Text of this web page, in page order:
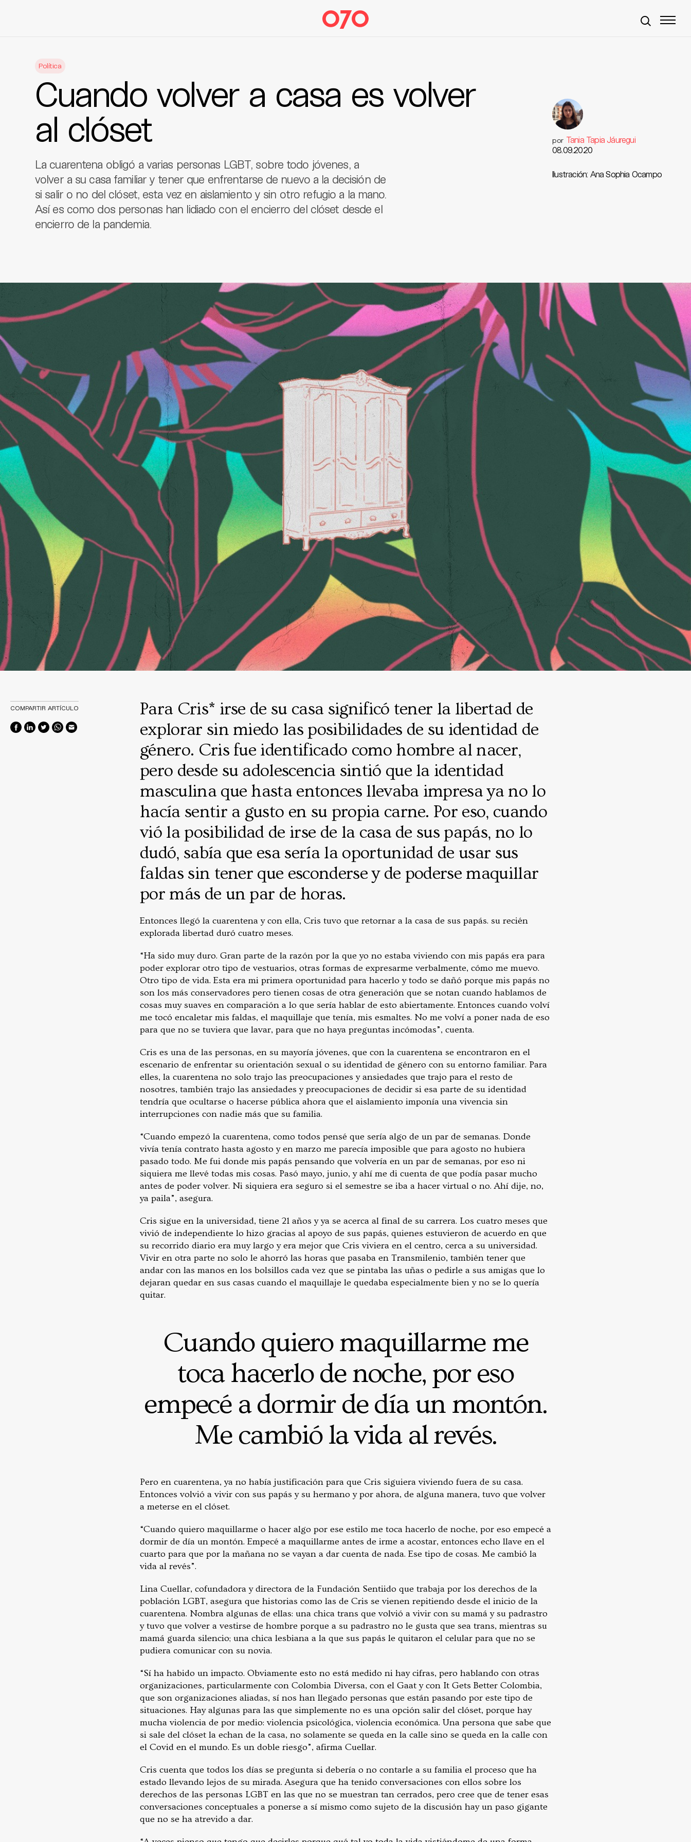
Política
Cuando volver a casa es volver
al clóset
La cuarentena obligó a varias personas LGBT, sobre todo jóvenes, a
volver a su casa familiar y tener que enfrentarse de nuevo a la decisión de
si salir o no del clóset, esta vez en aislamiento y sin otro refugio a la mano.
Así es como dos personas han lidiado con el encierro del clóset desde el
encierro de la pandemia.
por Tania Tapia Jáuregui
08.09.2020
Ilustración: Ana Sophia Ocampo
Para Cris* irse de su casa significó tener la libertad de
explorar sin miedo las posibilidades de su identidad de
género. Cris fue identificado como hombre al nacer,
pero desde su adolescencia sintió que la identidad
masculina que hasta entonces llevaba impresa ya no lo
hacía sentir a gusto en su propia carne. Por eso, cuando
vió la posibilidad de irse de la casa de sus papás, no lo
dudó, sabía que esa sería la oportunidad de usar sus
faldas sin tener que esconderse y de poderse maquillar
por más de un par de horas.
Entonces llegó la cuarentena y con ella, Cris tuvo que retornar a la casa de sus papás. su recién
explorada libertad duró cuatro meses.
“Ha sido muy duro. Gran parte de la razón por la que yo no estaba viviendo con mis papás era para
poder explorar otro tipo de vestuarios, otras formas de expresarme verbalmente, cómo me muevo.
Otro tipo de vida. Esta era mi primera oportunidad para hacerlo y todo se dañó porque mis papás no
son los más conservadores pero tienen cosas de otra generación que se notan cuando hablamos de
cosas muy suaves en comparación a lo que sería hablar de esto abiertamente. Entonces cuando volví
me tocó encaletar mis faldas, el maquillaje que tenía, mis esmaltes. No me volví a poner nada de eso
para que no se tuviera que lavar, para que no haya preguntas incómodas”, cuenta.
Cris es una de las personas, en su mayoría jóvenes, que con la cuarentena se encontraron en el
escenario de enfrentar su orientación sexual o su identidad de género con su entorno familiar. Para
elles, la cuarentena no solo trajo las preocupaciones y ansiedades que trajo para el resto de
nosotres, también trajo las ansiedades y preocupaciones de decidir si esa parte de su identidad
tendría que ocultarse o hacerse pública ahora que el aislamiento imponía una vivencia sin
interrupciones con nadie más que su familia.
“Cuando empezó la cuarentena, como todos pensé que sería algo de un par de semanas. Donde
vivía tenía contrato hasta agosto y en marzo me parecía imposible que para agosto no hubiera
pasado todo. Me fui donde mis papás pensando que volvería en un par de semanas, por eso ni
siquiera me llevé todas mis cosas. Pasó mayo, junio, y ahí me di cuenta de que podía pasar mucho
antes de poder volver. Ni siquiera era seguro si el semestre se iba a hacer virtual o no. Ahí dije, no,
ya paila”, asegura.
Cris sigue en la universidad, tiene 21 años y ya se acerca al final de su carrera. Los cuatro meses que
vivió de independiente lo hizo gracias al apoyo de sus papás, quienes estuvieron de acuerdo en que
su recorrido diario era muy largo y era mejor que Cris viviera en el centro, cerca a su universidad.
Vivir en otra parte no solo le ahorró las horas que pasaba en Transmilenio, también tener que
andar con las manos en los bolsillos cada vez que se pintaba las uñas o pedirle a sus amigas que lo
dejaran quedar en sus casas cuando el maquillaje le quedaba especialmente bien y no se lo quería
quitar.
Cuando quiero maquillarme me
toca hacerlo de noche, por eso
empecé a dormir de día un montón.
Me cambió la vida al revés.
Pero en cuarentena, ya no había justificación para que Cris siguiera viviendo fuera de su casa.
Entonces volvió a vivir con sus papás y su hermano y por ahora, de alguna manera, tuvo que volver
a meterse en el clóset.
“Cuando quiero maquillarme o hacer algo por ese estilo me toca hacerlo de noche, por eso empecé a
dormir de día un montón. Empecé a maquillarme antes de irme a acostar, entonces echo llave en el
cuarto para que por la mañana no se vayan a dar cuenta de nada. Ese tipo de cosas. Me cambió la
vida al revés”.
Lina Cuellar, cofundadora y directora de la Fundación Sentiido que trabaja por los derechos de la
población LGBT, asegura que historias como las de Cris se vienen repitiendo desde el inicio de la
cuarentena. Nombra algunas de ellas: una chica trans que volvió a vivir con su mamá y su padrastro
y tuvo que volver a vestirse de hombre porque a su padrastro no le gusta que sea trans, mientras su
mamá guarda silencio; una chica lesbiana a la que sus papás le quitaron el celular para que no se
pudiera comunicar con su novia.
“Sí ha habido un impacto. Obviamente esto no está medido ni hay cifras, pero hablando con otras
organizaciones, particularmente con Colombia Diversa, con el Gaat y con It Gets Better Colombia,
que son organizaciones aliadas, sí nos han llegado personas que están pasando por este tipo de
situaciones. Hay algunas para las que simplemente no es una opción salir del clóset, porque hay
mucha violencia de por medio: violencia psicológica, violencia económica. Una persona que sabe que
si sale del clóset la echan de la casa, no solamente se queda en la calle sino se queda en la calle con
el Covid en el mundo. Es un doble riesgo”, afirma Cuellar.
Cris cuenta que todos los días se pregunta si debería o no contarle a su familia el proceso que ha
estado llevando lejos de su mirada. Asegura que ha tenido conversaciones con ellos sobre los
derechos de las personas LGBT en las que no se muestran tan cerrados, pero cree que de tener esas
conversaciones conceptuales a ponerse a sí mismo como sujeto de la discusión hay un paso gigante
que no se ha atrevido a dar.
COMPARTIR ARTÍCULO